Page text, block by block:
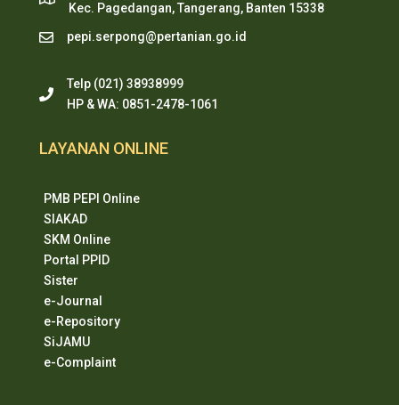
Kec. Pagedangan, Tangerang, Banten 15338
pepi.serpong@pertanian.go.id
Telp (021) 38938999
HP & WA: 0851-2478-1061
LAYANAN ONLINE
PMB PEPI Online
SIAKAD
SKM Online
Portal PPID
Sister
e-Journal
e-Repository
SiJAMU
e-Complaint